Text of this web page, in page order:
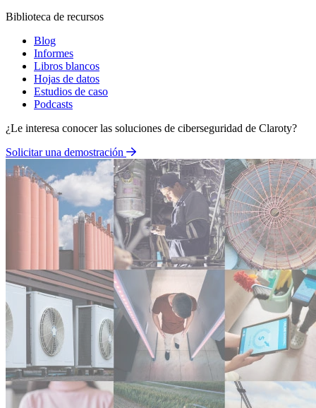
Biblioteca de recursos
Blog
Informes
Libros blancos
Hojas de datos
Estudios de caso
Podcasts
¿Le interesa conocer las soluciones de ciberseguridad de Claroty?
Solicitar una demostración